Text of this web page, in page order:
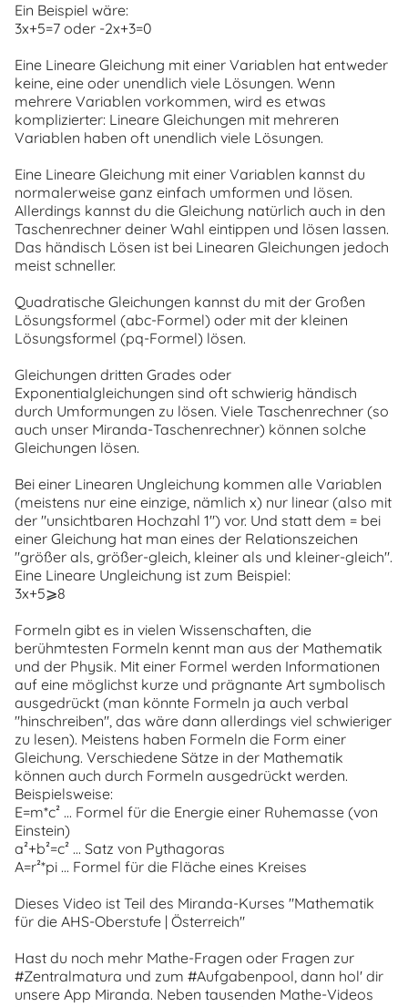
Ein Beispiel wäre:
3x+5=7 oder -2x+3=0
Eine Lineare Gleichung mit einer Variablen hat entweder
keine, eine oder unendlich viele Lösungen. Wenn
mehrere Variablen vorkommen, wird es etwas
komplizierter: Lineare Gleichungen mit mehreren
Variablen haben oft unendlich viele Lösungen.
Eine Lineare Gleichung mit einer Variablen kannst du
normalerweise ganz einfach umformen und lösen.
Allerdings kannst du die Gleichung natürlich auch in den
Taschenrechner deiner Wahl eintippen und lösen lassen.
Das händisch Lösen ist bei Linearen Gleichungen jedoch
meist schneller.
Quadratische Gleichungen kannst du mit der Großen
Lösungsformel (abc-Formel) oder mit der kleinen
Lösungsformel (pq-Formel) lösen.
Gleichungen dritten Grades oder
Exponentialgleichungen sind oft schwierig händisch
durch Umformungen zu lösen. Viele Taschenrechner (so
auch unser Miranda-Taschenrechner) können solche
Gleichungen lösen.
Bei einer Linearen Ungleichung kommen alle Variablen
(meistens nur eine einzige, nämlich x) nur linear (also mit
der "unsichtbaren Hochzahl 1") vor. Und statt dem = bei
einer Gleichung hat man eines der Relationszeichen
"größer als, größer-gleich, kleiner als und kleiner-gleich".
Eine Lineare Ungleichung ist zum Beispiel:
3x+5⩾8
Formeln gibt es in vielen Wissenschaften, die
berühmtesten Formeln kennt man aus der Mathematik
und der Physik. Mit einer Formel werden Informationen
auf eine möglichst kurze und prägnante Art symbolisch
ausgedrückt (man könnte Formeln ja auch verbal
"hinschreiben", das wäre dann allerdings viel schwieriger
zu lesen). Meistens haben Formeln die Form einer
Gleichung. Verschiedene Sätze in der Mathematik
können auch durch Formeln ausgedrückt werden.
Beispielsweise:
E=m*c² ... Formel für die Energie einer Ruhemasse (von
Einstein)
a²+b²=c² ... Satz von Pythagoras
A=r²*pi ... Formel für die Fläche eines Kreises
Dieses Video ist Teil des Miranda-Kurses "Mathematik
für die AHS-Oberstufe | Österreich"
Hast du noch mehr Mathe-Fragen oder Fragen zur
#Zentralmatura und zum #Aufgabenpool, dann hol' dir
unsere App Miranda. Neben tausenden Mathe-Videos